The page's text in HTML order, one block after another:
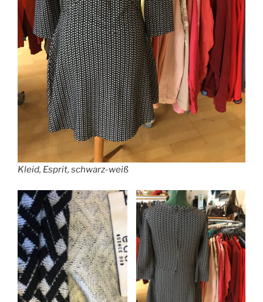
Kleid, Esprit, schwarz-weiß